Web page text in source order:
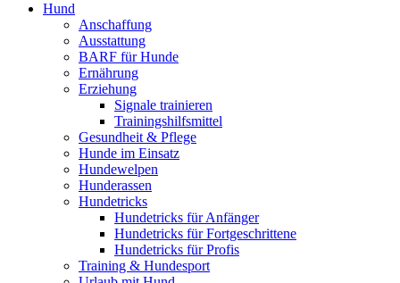
Hund
Anschaffung
Ausstattung
BARF für Hunde
Ernährung
Erziehung
Signale trainieren
Trainingshilfsmittel
Gesundheit & Pflege
Hunde im Einsatz
Hundewelpen
Hunderassen
Hundetricks
Hundetricks für Anfänger
Hundetricks für Fortgeschrittene
Hundetricks für Profis
Training & Hundesport